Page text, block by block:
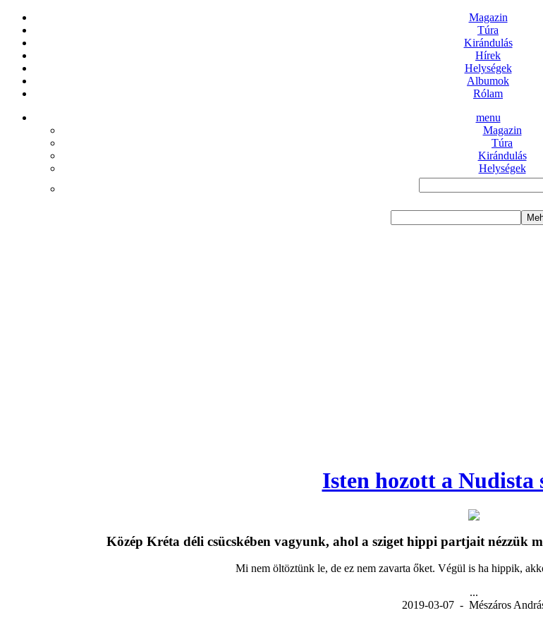
Magazin
Túra
Kirándulás
Hírek
Helységek
Albumok
Rólam
menu
Magazin
Túra
Kirándulás
Helységek
Isten hozott a Nudista
Közép Kréta déli csücskében vagyunk, ahol a sziget hippi partjait nézzük
Mi nem öltöztünk le, de ez nem zavarta őket. Végül is ha hippik,
...
2019-03-07 - Mészáros